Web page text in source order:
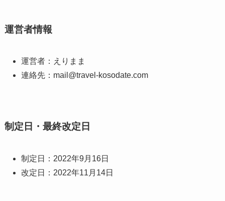
運営者情報
運営者：えりまま
連絡先：mail@travel-kosodate.com
制定日・最終改定日
制定日：2022年9月16日
改定日：2022年11月14日